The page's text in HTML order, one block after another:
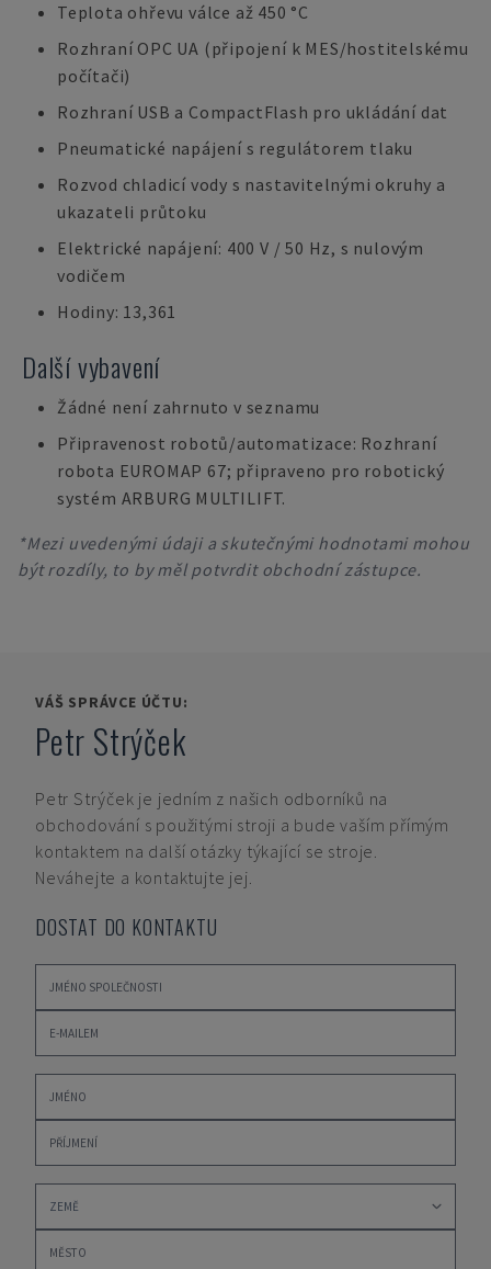
Teplota ohřevu válce až 450 °C
Rozhraní OPC UA (připojení k MES/hostitelskému
počítači)
Rozhraní USB a CompactFlash pro ukládání dat
Pneumatické napájení s regulátorem tlaku
Rozvod chladicí vody s nastavitelnými okruhy a
ukazateli průtoku
Elektrické napájení: 400 V / 50 Hz, s nulovým
vodičem
Hodiny: 13,361
Další vybavení
Žádné není zahrnuto v seznamu
Připravenost robotů/automatizace: Rozhraní
robota EUROMAP 67; připraveno pro robotický
systém ARBURG MULTILIFT.
*Mezi uvedenými údaji a skutečnými hodnotami mohou
být rozdíly, to by měl potvrdit obchodní zástupce.
VÁŠ SPRÁVCE ÚČTU:
Petr Strýček
Petr Strýček je jedním z našich odborníků na
obchodování s použitými stroji a bude vaším přímým
kontaktem na další otázky týkající se stroje.
Neváhejte a kontaktujte jej.
DOSTAT DO KONTAKTU